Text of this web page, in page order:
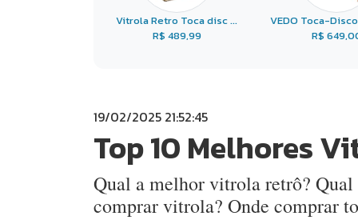
Vitrola Retro Toca disc ...
R$ 489,99
VEDO Toca-
R$
19/02/2025 21:52:45
Top 10 Melhores
Qual a melhor vitrola retrô?
comprar vitrola? Onde comprar